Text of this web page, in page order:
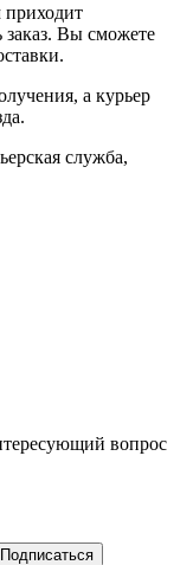
приходит
заказ. Вы сможете
а курьер
служба,
вопрос
Подписаться